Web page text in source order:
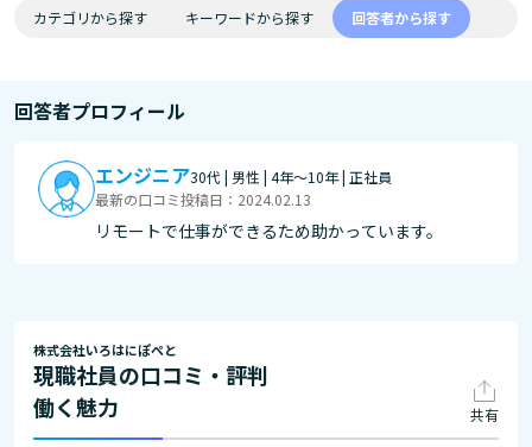
カテゴリから探す キーワードから探す 回答者から探す
回答者プロフィール
エンジニア30代 | 男性 | 4年～10年 | 正社員
最新の口コミ投稿日：2024.02.13
リモートで仕事ができるため助かっています。
株式会社いろはにぽぺと
現職社員の口コミ・評判
働く魅力
共有